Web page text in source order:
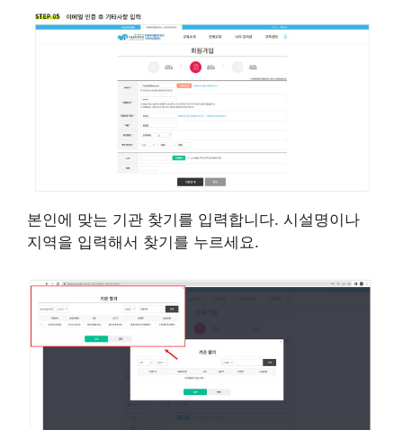
본인에 맞는 기관 찾기를 입력합니다. 시설명이나
지역을 입력해서 찾기를 누르세요.